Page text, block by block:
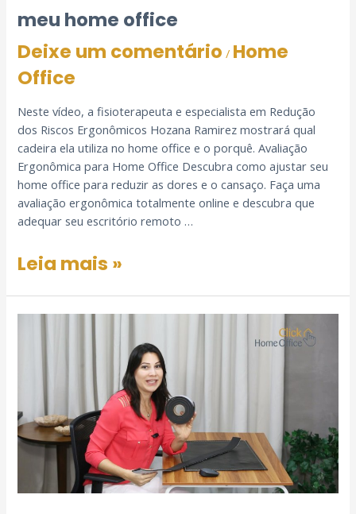
meu home office
Deixe um comentário / Home
Office
Neste vídeo, a fisioterapeuta e especialista em Redução
dos Riscos Ergonômicos Hozana Ramirez mostrará qual
cadeira ela utiliza no home office e o porquê. Avaliação
Ergonômica para Home Office Descubra como ajustar seu
home office para reduzir as dores e o cansaço. Faça uma
avaliação ergonômica totalmente online e descubra que
adequar seu escritório remoto …
Leia mais »